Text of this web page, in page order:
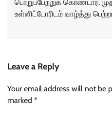
பொறுப்பேற்றுக் கொண்டார்.
உள்ளிட்டோரிடம் வாழ்த்து
Leave a Reply
Your email address will not be
marked *